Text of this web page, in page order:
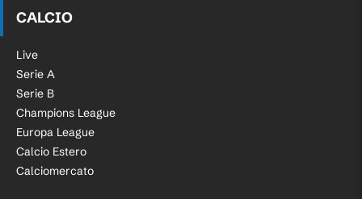
CALCIO
Live
Serie A
Serie B
Champions League
Europa League
Calcio Estero
Calciomercato